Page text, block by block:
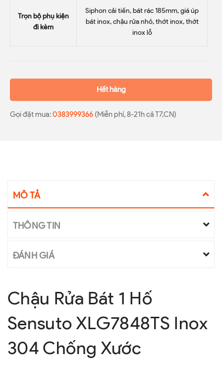
Trọn bộ phụ kiện
đi kèm
Siphon cải tiến, bát rác 185mm, giá úp
bát inox, chậu rửa nhỏ, thớt inox, thớt
inox lỗ
Hết hàng
Gọi đặt mua:0383999366 (Miễn phí, 8-21h cả T7,CN)
MÔ TẢ
THÔNG TIN
ĐÁNH GIÁ
Chậu Rửa Bát 1 Hố
Sensuto XLG7848TS Inox
304 Chống Xước